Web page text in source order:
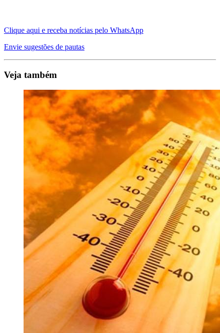
Clique aqui e receba notícias pelo WhatsApp
Envie sugestões de pautas
Veja também